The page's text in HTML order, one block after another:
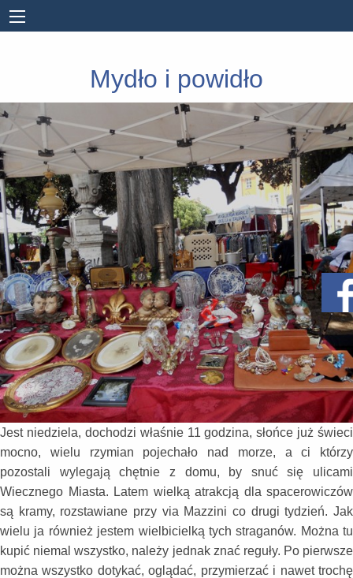
Mydło i powidło
Jest niedziela, dochodzi właśnie 11 godzina, słońce już świeci
mocno, wielu rzymian pojechało nad morze, a ci którzy
pozostali wylegają chętnie z domu, by snuć się ulicami
Wiecznego Miasta. Latem wielką atrakcją dla spacerowiczów
są kramy, rozstawiane przy via Mazzini co drugi tydzień. Jak
wielu ja również jestem wielbicielką tych straganów. Można tu
kupić niemal wszystko, należy jednak znać reguły. Po pierwsze
można wszystko dotykać, oglądać, przymierzać i nawet trochę